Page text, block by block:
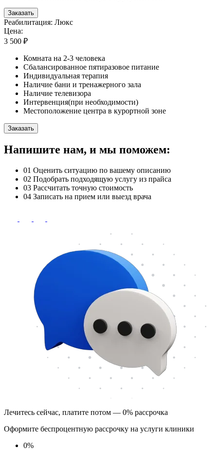
Заказать
Реабилитация: Люкс
Цена:
3 500 ₽
Комната на 2-3 человека
Сбалансированное пятиразовое питание
Индивидуальная терапия
Наличие бани и тренажерного зала
Наличие телевизора
Интервенция(при необходимости)
Местоположение центра в курортной зоне
Заказать
Напишите нам, и мы поможем:
01 Оценить ситуацию по вашему описанию
02 Подобрать подходящую услугу из прайса
03 Рассчитать точную стоимость
04 Записать на прием или выезд врача
Лечитесь сейчас, платите потом — 0% рассрочка
Оформите беспроцентную рассрочку на услуги клиники
0%